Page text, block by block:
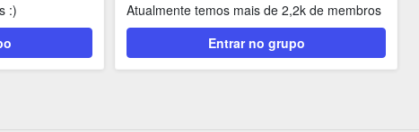
:)
Atualmente temos mais de 2,2k de membros
no servidor.👥 ...
Entrar no grupo